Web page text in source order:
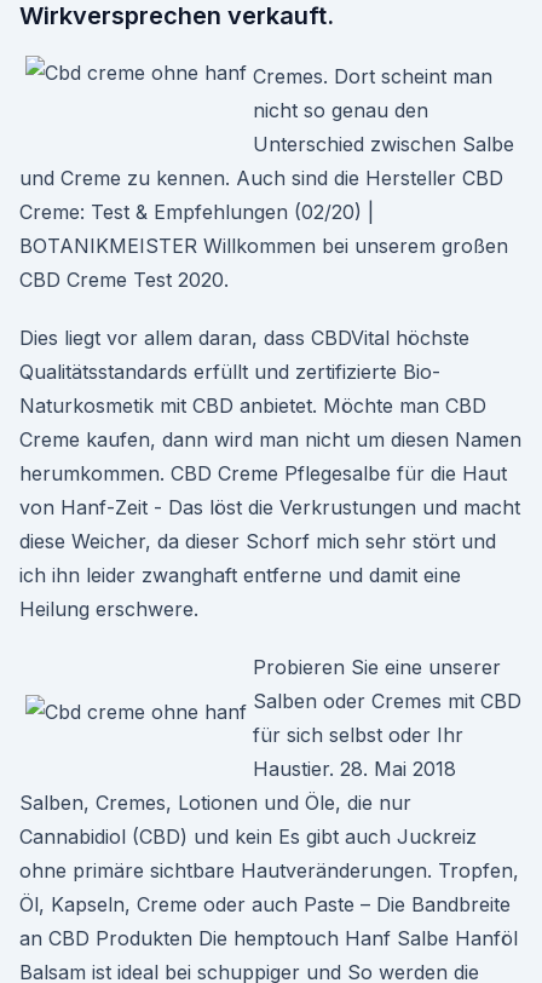
Wirkversprechen verkauft.
Cremes. Dort scheint man
nicht so genau den
Unterschied zwischen Salbe
und Creme zu kennen. Auch sind die Hersteller CBD
Creme: Test & Empfehlungen (02/20) |
BOTANIKMEISTER Willkommen bei unserem großen
CBD Creme Test 2020.
Dies liegt vor allem daran, dass CBDVital höchste
Qualitätsstandards erfüllt und zertifizierte Bio-
Naturkosmetik mit CBD anbietet. Möchte man CBD
Creme kaufen, dann wird man nicht um diesen Namen
herumkommen. CBD Creme Pflegesalbe für die Haut
von Hanf-Zeit - Das löst die Verkrustungen und macht
diese Weicher, da dieser Schorf mich sehr stört und
ich ihn leider zwanghaft entferne und damit eine
Heilung erschwere.
Probieren Sie eine unserer
Salben oder Cremes mit CBD
für sich selbst oder Ihr
Haustier. 28. Mai 2018
Salben, Cremes, Lotionen und Öle, die nur
Cannabidiol (CBD) und kein Es gibt auch Juckreiz
ohne primäre sichtbare Hautveränderungen. Tropfen,
Öl, Kapseln, Creme oder auch Paste – Die Bandbreite
an CBD Produkten Die hemptouch Hanf Salbe Hanföl
Balsam ist ideal bei schuppiger und So werden die